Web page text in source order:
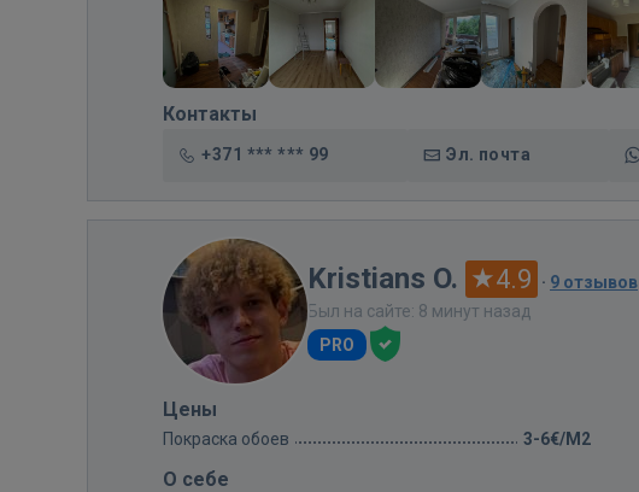
Контакты
+371 *** *** 99 Эл. почта
Kristians O. 4.9 · 9 отзывов
Был на сайте: 8 минут назад
PRO
Цены
Покраска обоев 3-6€/M2
О себе